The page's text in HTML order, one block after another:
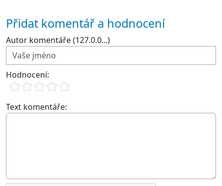
Přidat komentář a hodnocení
Autor komentáře (127.0.0...)
Hodnocení:
Text komentáře: